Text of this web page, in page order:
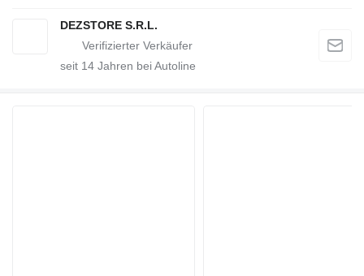
DEZSTORE S.R.L.
seit 14 Jahren bei Autoline